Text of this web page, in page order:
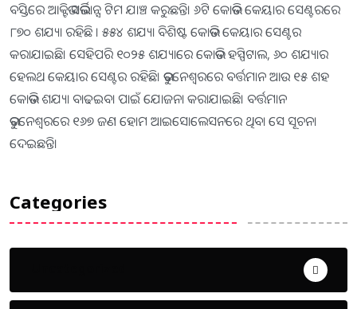
ବସ୍ତିରେ ଆକ୍ଟିଭ ସର୍ଭିଲାନ୍ସ ଟିମ ଯାଞ୍ଚ କରୁଛନ୍ତି। ୬ଟି କୋଭିଡ କେୟାର ସେଣ୍ଟରରେ
୮୭୦ ଶଯ୍ୟା ରହିଛି । ୫୫୪ ଶଯ୍ୟା ବିଶିଷ୍ଟ କୋଭିଡ କେୟାର ସେଣ୍ଟର
କରାଯାଇଛି। ସେହିପରି ୧୦୨୫ ଶଯ୍ୟାରେ କୋଭିଡ ହସ୍ପିଟାଲ, ୬୦ ଶଯ୍ୟାର
ହେଲଥ କେୟାର ସେଣ୍ଟର ରହିଛି। ଭୁବନେଶ୍ୱରରେ ବର୍ତ୍ତମାନ ଆଉ ୧୫ ଶହ
କୋଭିଡ ଶଯ୍ୟା ବାଢଇବା ପାଇଁ ଯୋଜନା କରାଯାଇଛି। ବର୍ତ୍ତମାନ
ଭୁବନେଶ୍ୱରରେ ୧୬୭ ଜଣ ହୋମ ଆଇସୋଲେସନରେ ଥିବା ସେ ସୂଚନା
ଦେଇଛନ୍ତି।
Categories